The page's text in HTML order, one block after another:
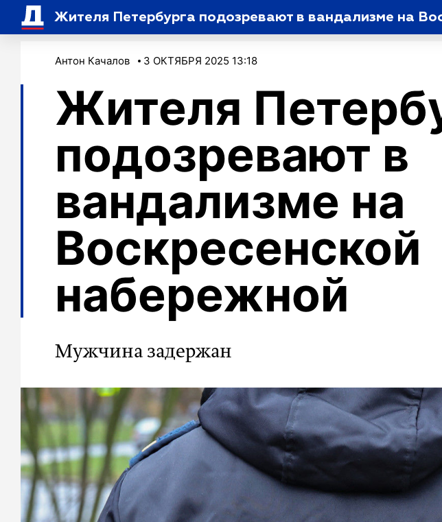
Жителя Петербурга подозревают в вандализме на
Антон Качалов 3 ОКТЯБРЯ 2025 13:18
Жителя
подозревают в
вандализме на
Воскресенской
набережной
Мужчина задержан